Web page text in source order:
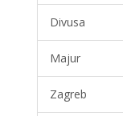
Divusa
Majur
Zagreb